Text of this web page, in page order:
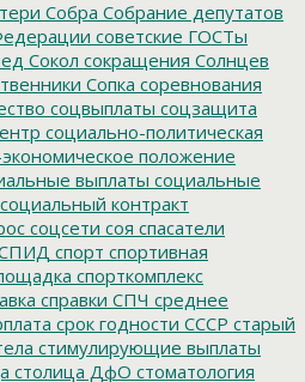
Собра Собрание депутатов
советские ГОСТы
Сокол сокращения Солнцев
Сопка соревнования
соцвыплаты соцзащита
социально-политическая
положение
выплаты социальные
социальный контракт
соцсети соя спасатели
спорт спортивная
спорткомплекс
справки СПЧ среднее
срок годности СССР старый
стимулирующие выплаты
столица ДфО стоматология